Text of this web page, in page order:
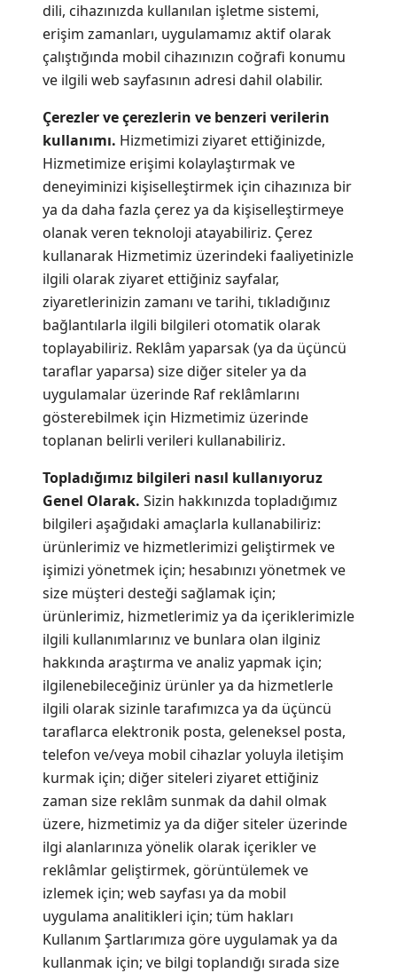
dili, cihazınızda kullanılan işletme sistemi,
erişim zamanları, uygulamamız aktif olarak
çalıştığında mobil cihazınızın coğrafi konumu
ve ilgili web sayfasının adresi dahil olabilir.
Çerezler ve çerezlerin ve benzeri verilerin
kullanımı. Hizmetimizi ziyaret ettiğinizde,
Hizmetimize erişimi kolaylaştırmak ve
deneyiminizi kişiselleştirmek için cihazınıza bir
ya da daha fazla çerez ya da kişiselleştirmeye
olanak veren teknoloji atayabiliriz. Çerez
kullanarak Hizmetimiz üzerindeki faaliyetinizle
ilgili olarak ziyaret ettiğiniz sayfalar,
ziyaretlerinizin zamanı ve tarihi, tıkladığınız
bağlantılarla ilgili bilgileri otomatik olarak
toplayabiliriz. Reklâm yaparsak (ya da üçüncü
taraflar yaparsa) size diğer siteler ya da
uygulamalar üzerinde Raf reklâmlarını
gösterebilmek için Hizmetimiz üzerinde
toplanan belirli verileri kullanabiliriz.
Topladığımız bilgileri nasıl kullanıyoruz
Genel Olarak. Sizin hakkınızda topladığımız
bilgileri aşağıdaki amaçlarla kullanabiliriz:
ürünlerimiz ve hizmetlerimizi geliştirmek ve
işimizi yönetmek için; hesabınızı yönetmek ve
size müşteri desteği sağlamak için;
ürünlerimiz, hizmetlerimiz ya da içeriklerimizle
ilgili kullanımlarınız ve bunlara olan ilginiz
hakkında araştırma ve analiz yapmak için;
ilgilenebileceğiniz ürünler ya da hizmetlerle
ilgili olarak sizinle tarafımızca ya da üçüncü
taraflarca elektronik posta, geleneksel posta,
telefon ve/veya mobil cihazlar yoluyla iletişim
kurmak için; diğer siteleri ziyaret ettiğiniz
zaman size reklâm sunmak da dahil olmak
üzere, hizmetimiz ya da diğer siteler üzerinde
ilgi alanlarınıza yönelik olarak içerikler ve
reklâmlar geliştirmek, görüntülemek ve
izlemek için; web sayfası ya da mobil
uygulama analitikleri için; tüm hakları
Kullanım Şartlarımıza göre uygulamak ya da
kullanmak için; ve bilgi toplandığı sırada size